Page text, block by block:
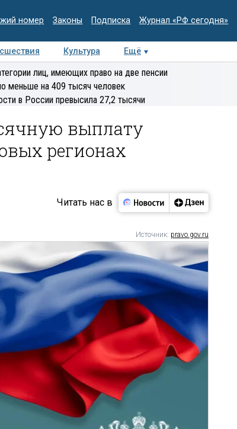
номер Законы Подписка Журнал «РФ сегодня»
Культура Ещё
Интервью Колумнисты
Деловая
лиц, имеющих право на две пенсии
меньше на 409 тысяч человек
в России превысила 27,2 тысячи
выплату
регионах
Читать нас в
Источник: pravo.gov.ru